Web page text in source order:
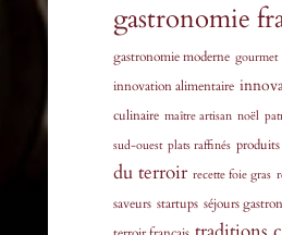
gastronomie
gastronomie moderne gourmet
innovation alimentaire
culinaire maître artisan noël
sud-ouest plats raffinés
du terroir recette foie gras
saveurs startups séjours